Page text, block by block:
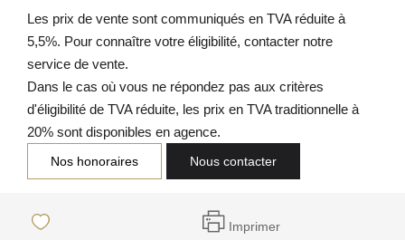
Les prix de vente sont communiqués en TVA réduite à
5,5%. Pour connaître votre éligibilité, contacter notre
service de vente.
Dans le cas où vous ne répondez pas aux critères
d'éligibilité de TVA réduite, les prix en TVA traditionnelle à
20% sont disponibles en agence.
Nos honoraires Nous contacter
Imprimer